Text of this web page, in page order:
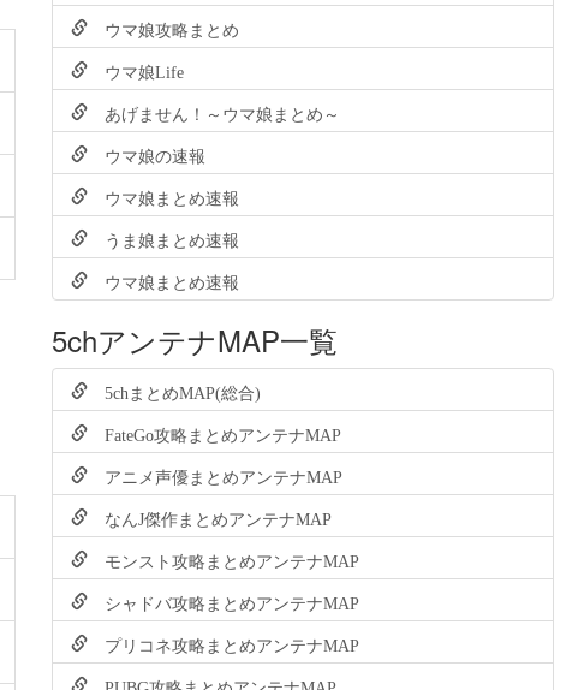
ウマ娘攻略まとめ
ウマ娘Life
あげません！～ウマ娘まとめ～
ウマ娘の速報
ウマ娘まとめ速報
うま娘まとめ速報
ウマ娘まとめ速報
5chアンテナMAP一覧
5chまとめMAP(総合)
FateGo攻略まとめアンテナMAP
アニメ声優まとめアンテナMAP
なんJ傑作まとめアンテナMAP
モンスト攻略まとめアンテナMAP
シャドバ攻略まとめアンテナMAP
プリコネ攻略まとめアンテナMAP
PUBG攻略まとめアンテナMAP